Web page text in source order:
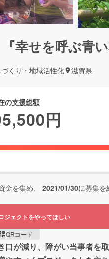
幸せを呼ぶ青
づくり・地域活性化 滋賀県
の支援総額
円
金を集め、 2021/01/30に募集を
ジェクトをやってほしい
QRコード
が減り、障がい当事者を